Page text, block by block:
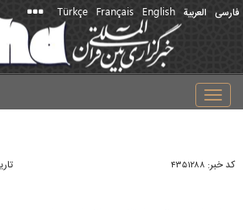
فارسی العربیة English
Français
Türkçe
Toggle
navigation
کد خبر: ۴۳۵۱۲۸۸